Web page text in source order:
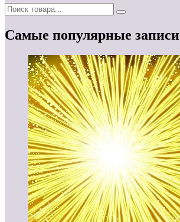
Самые популярные записи